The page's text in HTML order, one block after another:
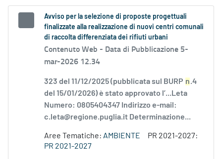
Avviso per la selezione di proposte progettuali
finalizzate alla realizzazione di nuovi centri comunali
di raccolta differenziata dei rifiuti urbani
Contenuto Web - Data di Pubblicazione 5-
mar-2026 12.34
323 del 11/12/2025 (pubblicata sul BURP n.4
del 15/01/2026) è stato approvato l’...Leta
Numero: 0805404347 Indirizzo e-mail:
c.leta@regione.puglia.it Determinazione...
Aree Tematiche: AMBIENTE
PR 2021-2027:
PR 2021-2027